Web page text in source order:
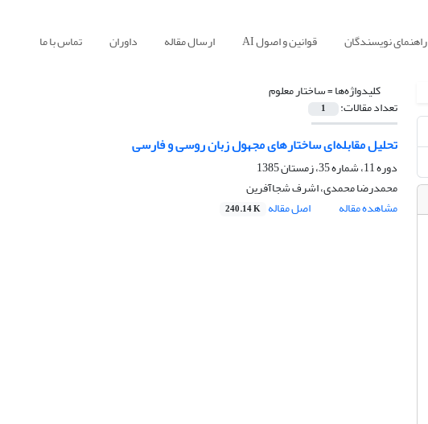
راهنمای نویسندگان قوانین و اصول AI ارسال مقاله داوران تماس با ما
کلیدواژه‌ها =ساختار معلوم
تعداد مقالات: 1
تحلیل مقابله‌ای ساختارهای مجهول زبان روسی و فارسی
دوره 11، شماره 35، زمستان 1385
محمدرضا محمدی، اشرف شجاآفرین
مشاهده مقاله
اصل مقاله 240.14 K